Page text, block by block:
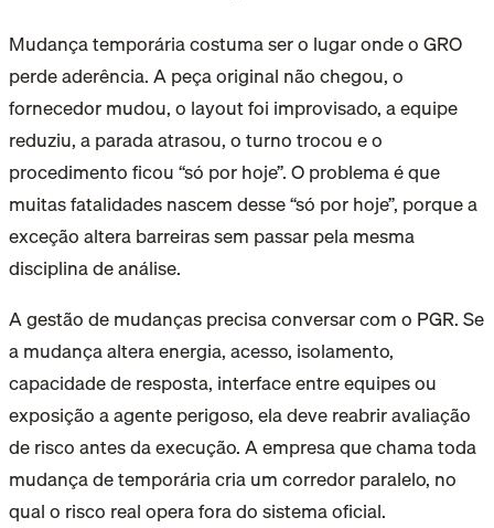
Mudança temporária costuma ser o lugar onde o GRO
perde aderência. A peça original não chegou, o
fornecedor mudou, o layout foi improvisado, a equipe
reduziu, a parada atrasou, o turno trocou e o
procedimento ficou “só por hoje”. O problema é que
muitas fatalidades nascem desse “só por hoje”, porque a
exceção altera barreiras sem passar pela mesma
disciplina de análise.
A gestão de mudanças precisa conversar com o PGR. Se
a mudança altera energia, acesso, isolamento,
capacidade de resposta, interface entre equipes ou
exposição a agente perigoso, ela deve reabrir avaliação
de risco antes da execução. A empresa que chama toda
mudança de temporária cria um corredor paralelo, no
qual o risco real opera fora do sistema oficial.